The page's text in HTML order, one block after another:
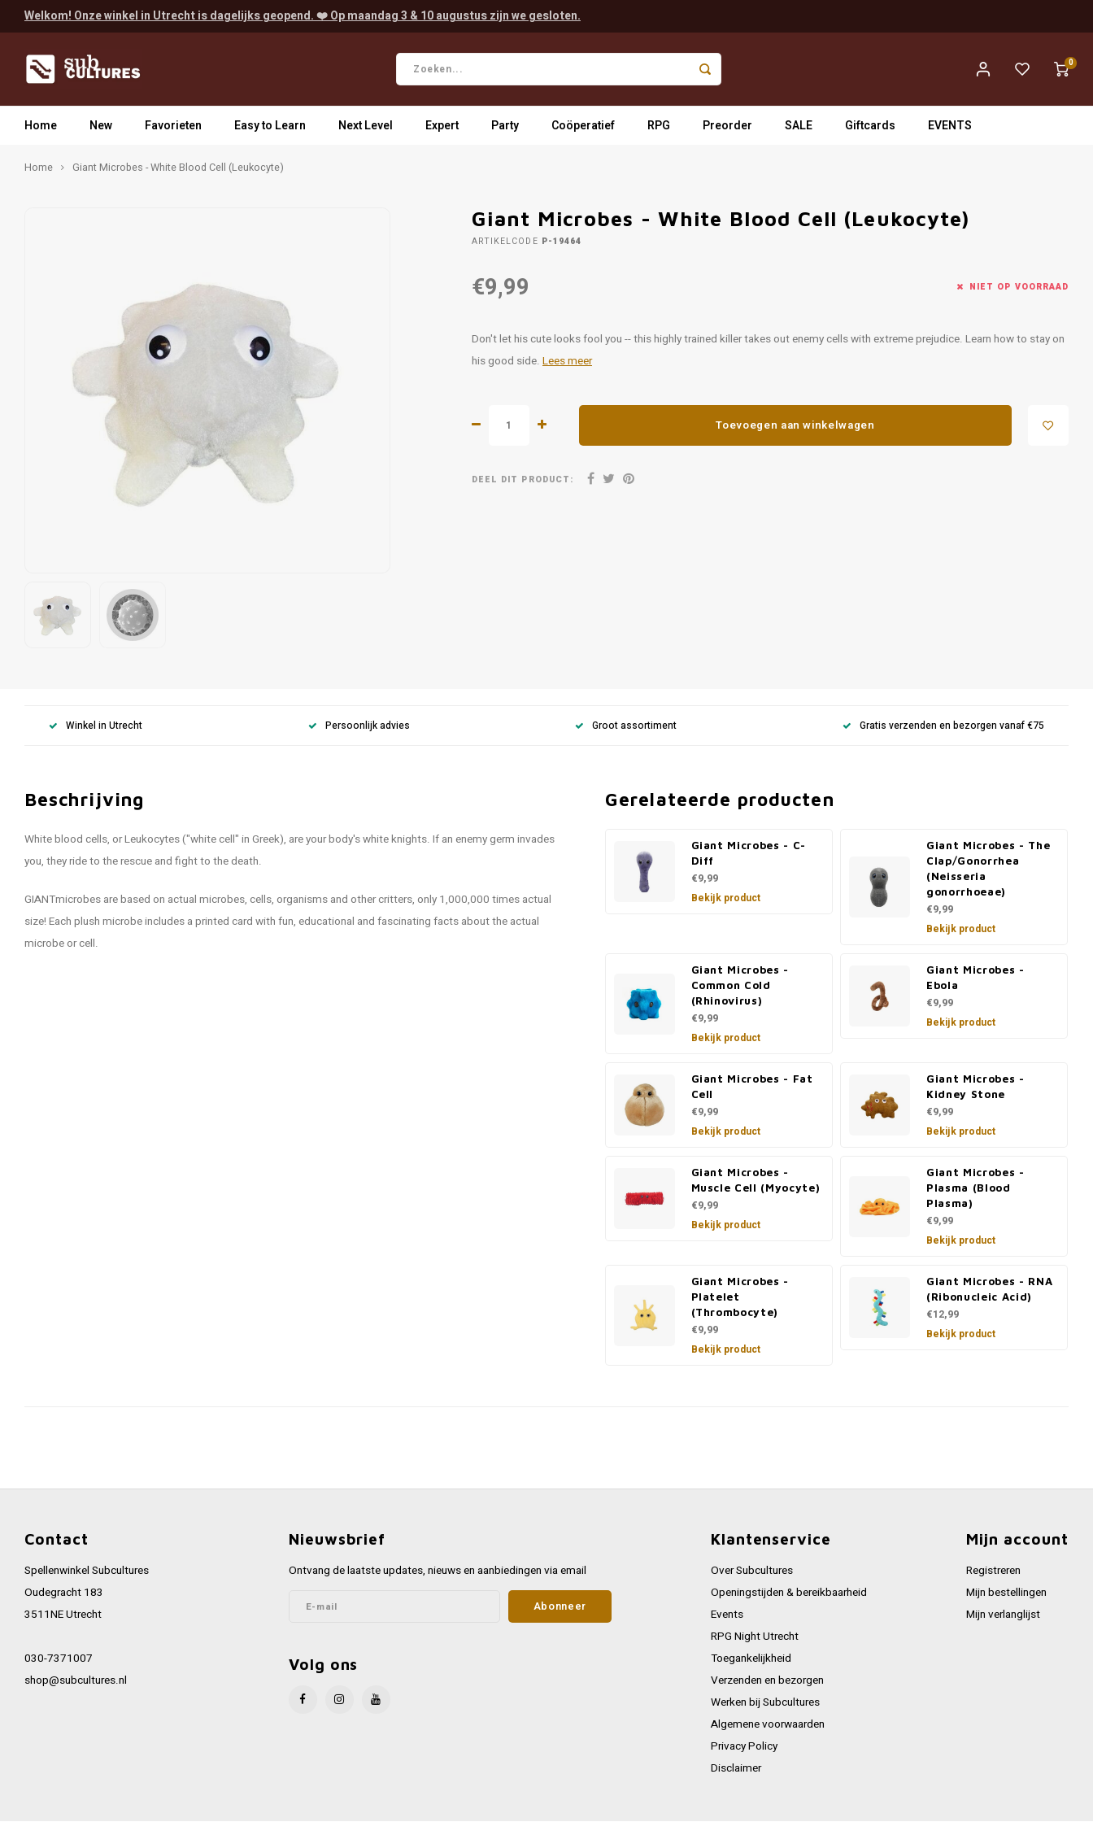
Welkom! Onze winkel in Utrecht is dagelijks geopend. ❤️ Op maandag 3 & 10 augustus zijn we gesloten.
0
Home New Favorieten Easy to Learn Next Level Expert Party Coöperatief RPG Preorder SALE Giftcards EVENTS
Home Giant Microbes - White Blood Cell (Leukocyte)
Giant Microbes - White Blood Cell (Leukocyte)
ARTIKELCODE P-19464
€9,99 NIET OP VOORRAAD
Don't let his cute looks fool you -- this highly trained killer takes out enemy cells with extreme prejudice. Learn how to stay on
his good side. Lees meer
Toevoegen aan winkelwagen
DEEL DIT PRODUCT:
Winkel in Utrecht Persoonlijk advies Groot assortiment Gratis verzenden en bezorgen vanaf €75
Beschrijving
White blood cells, or Leukocytes ("white cell" in Greek), are your body's white knights. If an enemy germ invades
you, they ride to the rescue and fight to the death.
GIANTmicrobes are based on actual microbes, cells, organisms and other critters, only 1,000,000 times actual
size! Each plush microbe includes a printed card with fun, educational and fascinating facts about the actual
microbe or cell.
Gerelateerde producten
Giant Microbes - C-
Diff
€9,99
Bekijk product
Giant Microbes - The
Clap/Gonorrhea
(Neisseria
gonorrhoeae)
€9,99
Bekijk product
Giant Microbes -
Common Cold
(Rhinovirus)
€9,99
Bekijk product
Giant Microbes -
Ebola
€9,99
Bekijk product
Giant Microbes - Fat
Cell
€9,99
Bekijk product
Giant Microbes -
Kidney Stone
€9,99
Bekijk product
Giant Microbes -
Muscle Cell (Myocyte)
€9,99
Bekijk product
Giant Microbes -
Plasma (Blood
Plasma)
€9,99
Bekijk product
Giant Microbes -
Platelet
(Thrombocyte)
€9,99
Bekijk product
Giant Microbes - RNA
(Ribonucleic Acid)
€12,99
Bekijk product
Contact
Spellenwinkel Subcultures
Oudegracht 183
3511NE Utrecht
030-7371007
shop@subcultures.nl
Nieuwsbrief
Ontvang de laatste updates, nieuws en aanbiedingen via email
Abonneer
Volg ons
Klantenservice
Over Subcultures
Openingstijden & bereikbaarheid
Events
RPG Night Utrecht
Toegankelijkheid
Verzenden en bezorgen
Werken bij Subcultures
Algemene voorwaarden
Privacy Policy
Disclaimer
Mijn account
Registreren
Mijn bestellingen
Mijn verlanglijst